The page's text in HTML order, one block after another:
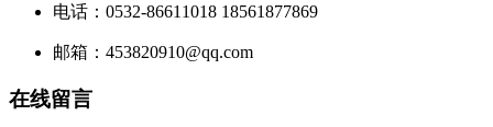
电话：0532-86611018 18561877869
邮箱：453820910@qq.com
在线留言